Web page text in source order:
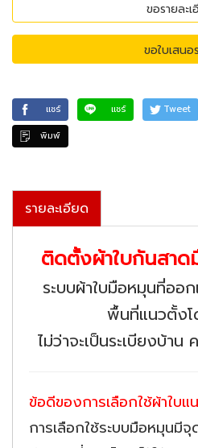
ขอรายละ
ขอใบเสนอ
แชร์ แชร์ Tweet
พิมพ์
รายละเอียด
ติดตั้งผ้าใบกันสา
ระบบผ้าใบมือหมุนที่ออ
พื้นที่แนวตั้งโ
ไม่ว่าจะเป็นระเบียงบ้าน
ข้อดีของการเลือกใช้ผ้าใบ
การเลือกใช้ระบบมือหมุนมีจุ